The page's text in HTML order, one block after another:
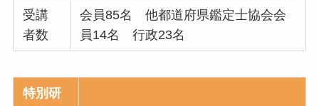
受講
者数
会員85名 他都道府県鑑定士協会会
員14名 行政23名
特別研